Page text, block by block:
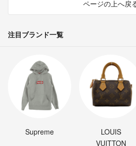
ページの上へ戻
注目ブランド一覧
Supreme
LOUIS
VUITTON